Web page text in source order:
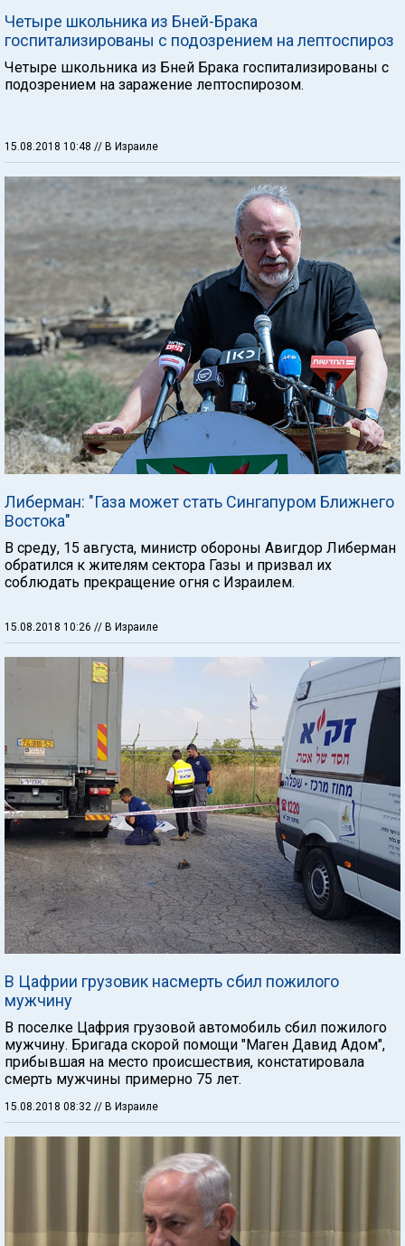
Четыре школьника из Бней-Брака
госпитализированы с подозрением на лептоспироз
Четыре школьника из Бней Брака госпитализированы с
подозрением на заражение лептоспирозом.
15.08.2018 10:48 // В Израиле
Либерман: "Газа может стать Сингапуром Ближнего
Востока"
В среду, 15 августа, министр обороны Авигдор Либерман
обратился к жителям сектора Газы и призвал их
соблюдать прекращение огня с Израилем.
15.08.2018 10:26 // В Израиле
В Цафрии грузовик насмерть сбил пожилого
мужчину
В поселке Цафрия грузовой автомобиль сбил пожилого
мужчину. Бригада скорой помощи "Маген Давид Адом",
прибывшая на место происшествия, констатировала
смерть мужчины примерно 75 лет.
15.08.2018 08:32 // В Израиле